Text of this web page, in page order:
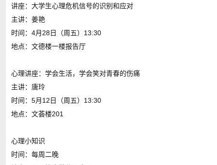
讲座：大学生心理危机信号的识别和应对
主讲：姜艳
时间：4月28日（周五）13:30
地点：文德楼一楼报告厅
心理讲座：学会生活，学会笑对青春的伤痛
主讲：唐玲
时间：5月12日（周五）13:30
地点：文荟楼201
心理小知识
时间：每周二晚